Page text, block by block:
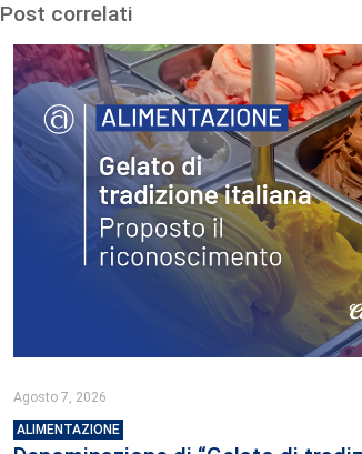
Post correlati
Agosto 7, 2026
ALIMENTAZIONE